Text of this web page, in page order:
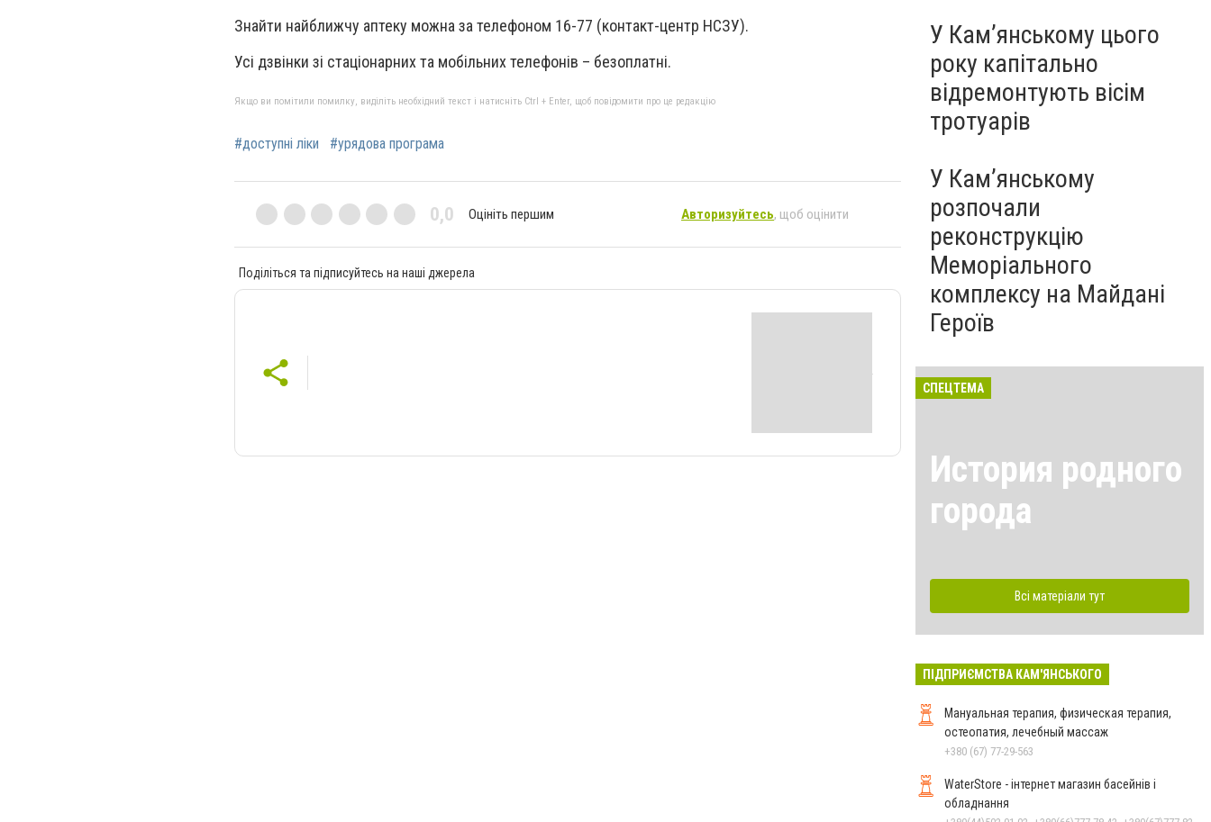
Знайти найближчу аптеку можна за телефоном 16-77 (контакт-центр НСЗУ).
Усі дзвінки зі стаціонарних та мобільних телефонів – безоплатні.
Якщо ви помітили помилку, виділіть необхідний текст і натисніть Ctrl + Enter, щоб повідомити про це редакцію
#доступні ліки #урядова програма
0,0 Оцініть першим Авторизуйтесь, щоб оцінити
Поділіться та підписуйтесь на наші джерела
У Кам’янському цього
року капітально
відремонтують вісім
тротуарів
У Кам’янському
розпочали
реконструкцію
Меморіального
комплексу на Майдані
Героїв
СПЕЦТЕМА
История родного
города
Всі матеріали тут
ПІДПРИЄМСТВА КАМ'ЯНСЬКОГО
Мануальная терапия, физическая терапия,
остеопатия, лечебный массаж
+380 (67) 77-29-563
WaterStore - інтернет магазин басейнів і
обладнання